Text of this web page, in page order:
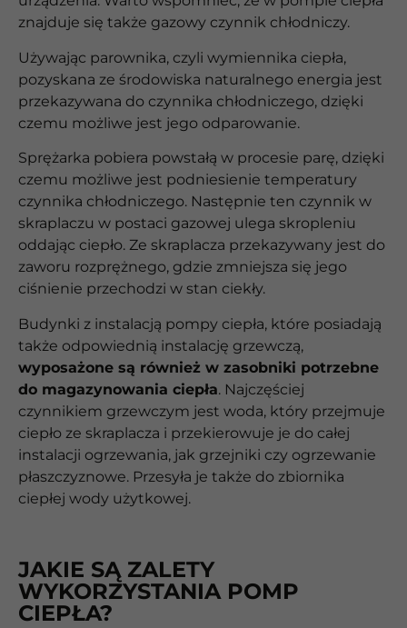
znajduje się także gazowy czynnik chłodniczy.
Używając parownika, czyli wymiennika ciepła,
pozyskana ze środowiska naturalnego energia jest
przekazywana do czynnika chłodniczego, dzięki
czemu możliwe jest jego odparowanie.
Sprężarka pobiera powstałą w procesie parę, dzięki
czemu możliwe jest podniesienie temperatury
czynnika chłodniczego. Następnie ten czynnik w
skraplaczu w postaci gazowej ulega skropleniu
oddając ciepło. Ze skraplacza przekazywany jest do
zaworu rozprężnego, gdzie zmniejsza się jego
ciśnienie przechodzi w stan ciekły.
Budynki z instalacją pompy ciepła, które posiadają
także odpowiednią instalację grzewczą,
wyposażone są również w zasobniki potrzebne
do magazynowania ciepła. Najczęściej
czynnikiem grzewczym jest woda, który przejmuje
ciepło ze skraplacza i przekierowuje je do całej
instalacji ogrzewania, jak grzejniki czy ogrzewanie
płaszczyznowe. Przesyła je także do zbiornika
ciepłej wody użytkowej.
JAKIE SĄ ZALETY
WYKORZYSTANIA POMP
CIEPŁA?